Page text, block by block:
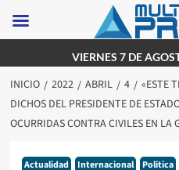
al
contenido
VIERNES 7 DE
INICIO 2022 ABRIL 4
«ESTE
DICHOS DEL PRESIDENTE DE
OCURRIDAS CONTRA CIVILES EN LA
Actualidad Internacional Politica